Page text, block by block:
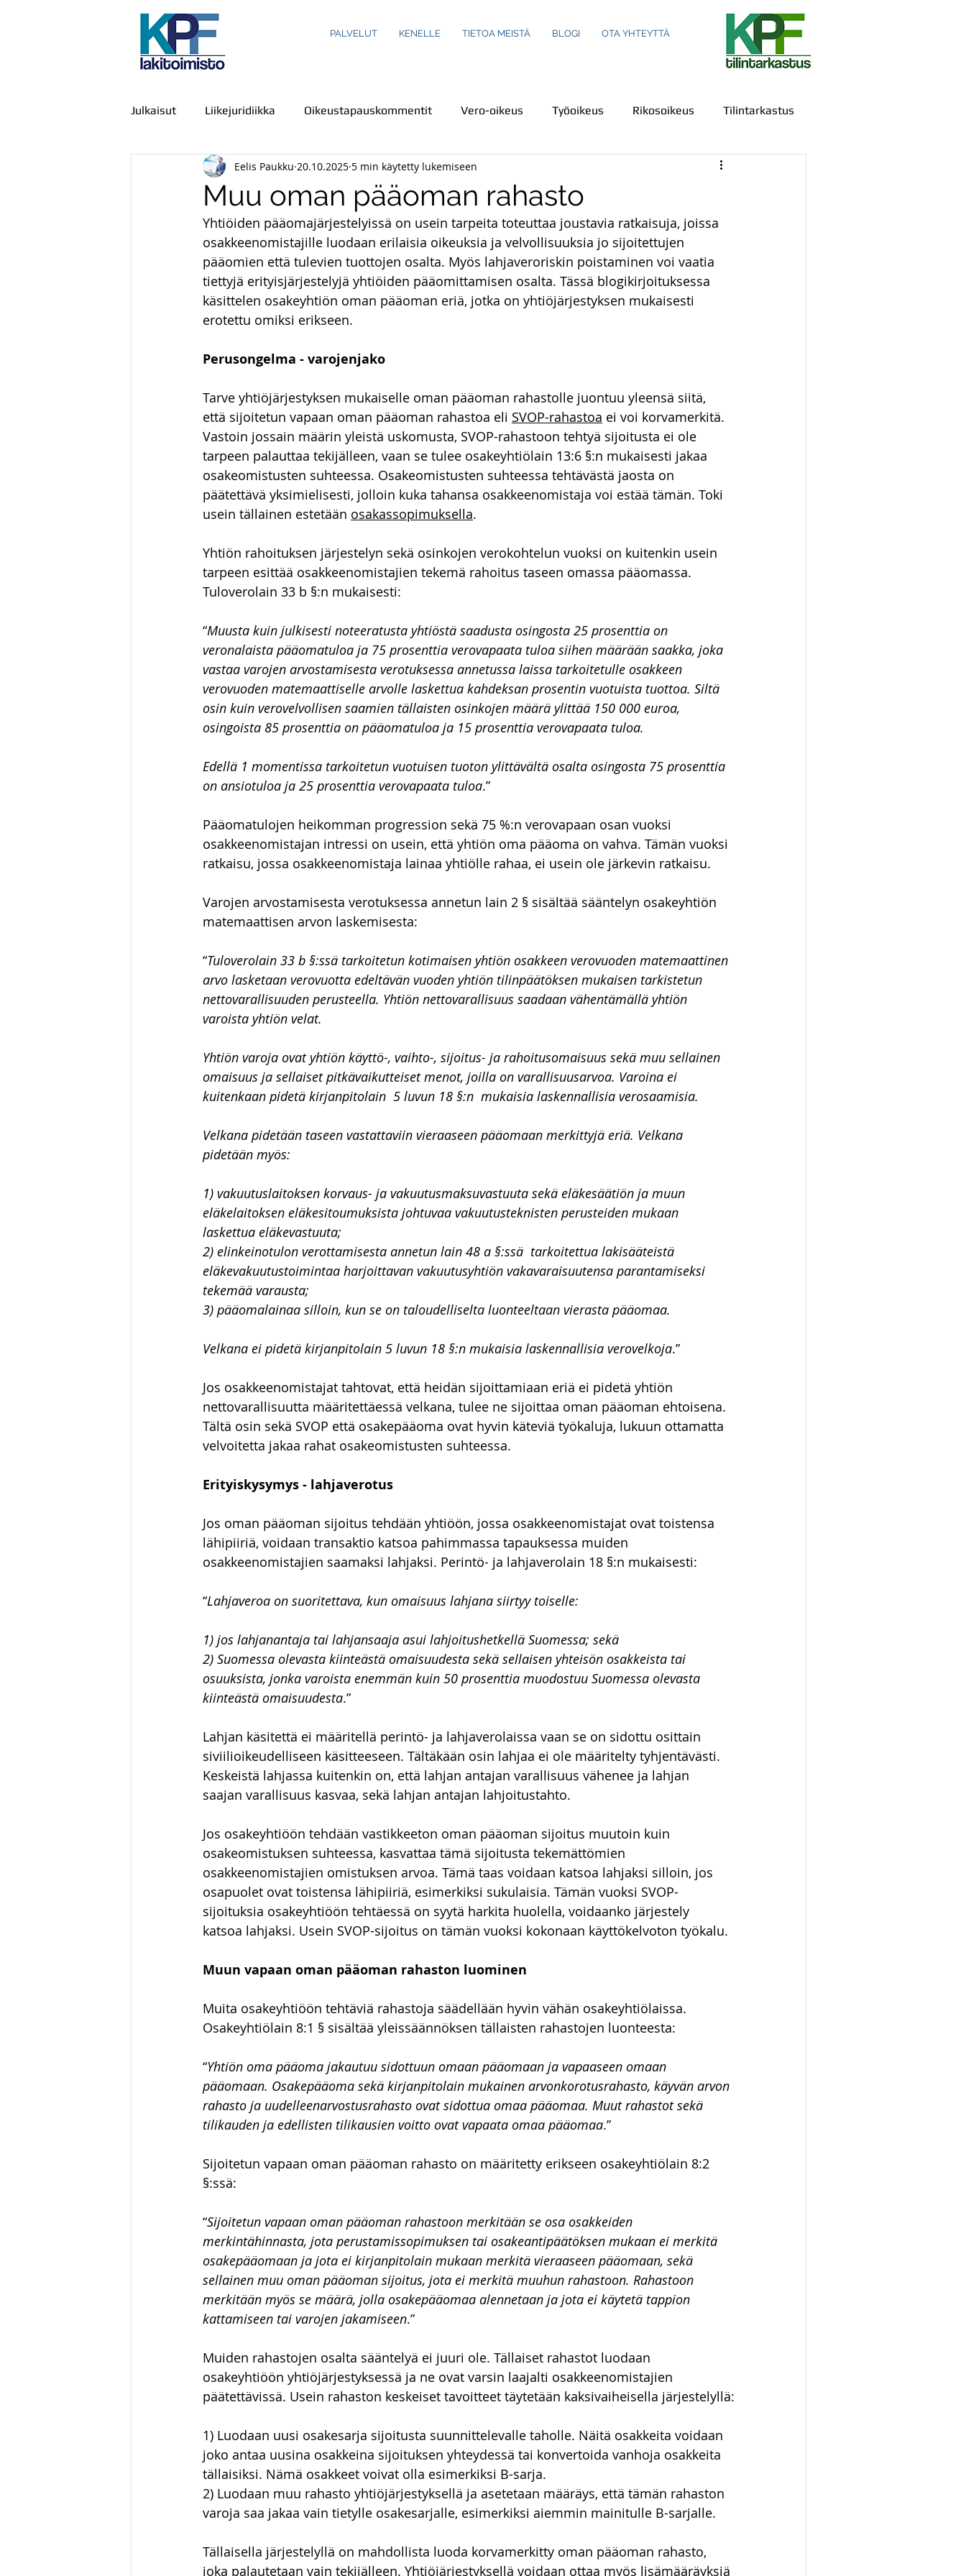
PALVELUT KENELLE TIETOA MEISTÄ BLOGI OTA YHTEYTTÄ
Julkaisut Liikejuridiikka Oikeustapauskommentit Vero-oikeus Työoikeus Rikosoikeus Tilintarkastus
Julkiset hankinnat IT-oikeus Turva-ala Ympäristöoikeus
Kamppailu, väkivalta ja voimakeinot Perheoikeus Teemakirjoituksia Ravintola-ala Sananvapaus
Viestintä Urheiluoikeus Rikoslaki Kuluttajaoikeus Uutiset Uutiskatsaus IPR
huumausainerikos
Muu oman pääoman rahasto
Eelis Paukku 20.10.2025 5 min käytetty lukemiseen
Yhtiöiden pääomajärjestelyissä on usein tarpeita toteuttaa joustavia ratkaisuja, joissa
osakkeenomistajille luodaan erilaisia oikeuksia ja velvollisuuksia jo sijoitettujen
pääomien että tulevien tuottojen osalta. Myös lahjaveroriskin poistaminen voi vaatia
tiettyjä erityisjärjestelyjä yhtiöiden pääomittamisen osalta. Tässä blogikirjoituksessa
käsittelen osakeyhtiön oman pääoman eriä, jotka on yhtiöjärjestyksen mukaisesti
erotettu omiksi erikseen.
Perusongelma - varojenjako
Tarve yhtiöjärjestyksen mukaiselle oman pääoman rahastolle juontuu yleensä siitä,
että sijoitetun vapaan oman pääoman rahastoa eli SVOP-rahastoa ei voi korvamerkitä.
Vastoin jossain määrin yleistä uskomusta, SVOP-rahastoon tehtyä sijoitusta ei ole
tarpeen palauttaa tekijälleen, vaan se tulee osakeyhtiölain 13:6 §:n mukaisesti jakaa
osakeomistusten suhteessa. Osakeomistusten suhteessa tehtävästä jaosta on
päätettävä yksimielisesti, jolloin kuka tahansa osakkeenomistaja voi estää tämän. Toki
usein tällainen estetään osakassopimuksella.
Yhtiön rahoituksen järjestelyn sekä osinkojen verokohtelun vuoksi on kuitenkin usein
tarpeen esittää osakkeenomistajien tekemä rahoitus taseen omassa pääomassa.
Tuloverolain 33 b §:n mukaisesti:
“Muusta kuin julkisesti noteeratusta yhtiöstä saadusta osingosta 25 prosenttia on
veronalaista pääomatuloa ja 75 prosenttia verovapaata tuloa siihen määrään saakka, joka
vastaa varojen arvostamisesta verotuksessa annetussa laissa tarkoitetulle osakkeen
verovuoden matemaattiselle arvolle laskettua kahdeksan prosentin vuotuista tuottoa. Siltä
osin kuin verovelvollisen saamien tällaisten osinkojen määrä ylittää 150 000 euroa,
osingoista 85 prosenttia on pääomatuloa ja 15 prosenttia verovapaata tuloa.
Edellä 1 momentissa tarkoitetun vuotuisen tuoton ylittävältä osalta osingosta 75 prosenttia
on ansiotuloa ja 25 prosenttia verovapaata tuloa.”
Pääomatulojen heikomman progression sekä 75 %:n verovapaan osan vuoksi
osakkeenomistajan intressi on usein, että yhtiön oma pääoma on vahva. Tämän vuoksi
ratkaisu, jossa osakkeenomistaja lainaa yhtiölle rahaa, ei usein ole järkevin ratkaisu.
Varojen arvostamisesta verotuksessa annetun lain 2 § sisältää sääntelyn osakeyhtiön
matemaattisen arvon laskemisesta:
“Tuloverolain 33 b §:ssä tarkoitetun kotimaisen yhtiön osakkeen verovuoden matemaattinen
arvo lasketaan verovuotta edeltävän vuoden yhtiön tilinpäätöksen mukaisen tarkistetun
nettovarallisuuden perusteella. Yhtiön nettovarallisuus saadaan vähentämällä yhtiön
varoista yhtiön velat.
Yhtiön varoja ovat yhtiön käyttö-, vaihto-, sijoitus- ja rahoitusomaisuus sekä muu sellainen
omaisuus ja sellaiset pitkävaikutteiset menot, joilla on varallisuusarvoa. Varoina ei
kuitenkaan pidetä kirjanpitolain  5 luvun 18 §:n  mukaisia laskennallisia verosaamisia.
Velkana pidetään taseen vastattaviin vieraaseen pääomaan merkittyjä eriä. Velkana
pidetään myös:
1) vakuutuslaitoksen korvaus- ja vakuutusmaksuvastuuta sekä eläkesäätiön ja muun
eläkelaitoksen eläkesitoumuksista johtuvaa vakuutusteknisten perusteiden mukaan
laskettua eläkevastuuta;
2) elinkeinotulon verottamisesta annetun lain 48 a §:ssä  tarkoitettua lakisääteistä
eläkevakuutustoimintaa harjoittavan vakuutusyhtiön vakavaraisuutensa parantamiseksi
tekemää varausta;
3) pääomalainaa silloin, kun se on taloudelliselta luonteeltaan vierasta pääomaa.
Velkana ei pidetä kirjanpitolain 5 luvun 18 §:n mukaisia laskennallisia verovelkoja.”
Jos osakkeenomistajat tahtovat, että heidän sijoittamiaan eriä ei pidetä yhtiön
nettovarallisuutta määritettäessä velkana, tulee ne sijoittaa oman pääoman ehtoisena.
Tältä osin sekä SVOP että osakepääoma ovat hyvin käteviä työkaluja, lukuun ottamatta
velvoitetta jakaa rahat osakeomistusten suhteessa.
Erityiskysymys - lahjaverotus
Jos oman pääoman sijoitus tehdään yhtiöön, jossa osakkeenomistajat ovat toistensa
lähipiiriä, voidaan transaktio katsoa pahimmassa tapauksessa muiden
osakkeenomistajien saamaksi lahjaksi. Perintö- ja lahjaverolain 18 §:n mukaisesti:
“Lahjaveroa on suoritettava, kun omaisuus lahjana siirtyy toiselle:
1) jos lahjanantaja tai lahjansaaja asui lahjoitushetkellä Suomessa; sekä
2) Suomessa olevasta kiinteästä omaisuudesta sekä sellaisen yhteisön osakkeista tai
osuuksista, jonka varoista enemmän kuin 50 prosenttia muodostuu Suomessa olevasta
kiinteästä omaisuudesta.”
Lahjan käsitettä ei määritellä perintö- ja lahjaverolaissa vaan se on sidottu osittain
siviilioikeudelliseen käsitteeseen. Tältäkään osin lahjaa ei ole määritelty tyhjentävästi.
Keskeistä lahjassa kuitenkin on, että lahjan antajan varallisuus vähenee ja lahjan
saajan varallisuus kasvaa, sekä lahjan antajan lahjoitustahto.
Jos osakeyhtiöön tehdään vastikkeeton oman pääoman sijoitus muutoin kuin
osakeomistuksen suhteessa, kasvattaa tämä sijoitusta tekemättömien
osakkeenomistajien omistuksen arvoa. Tämä taas voidaan katsoa lahjaksi silloin, jos
osapuolet ovat toistensa lähipiiriä, esimerkiksi sukulaisia. Tämän vuoksi SVOP-
sijoituksia osakeyhtiöön tehtäessä on syytä harkita huolella, voidaanko järjestely
katsoa lahjaksi. Usein SVOP-sijoitus on tämän vuoksi kokonaan käyttökelvoton työkalu.
Muun vapaan oman pääoman rahaston luominen
Muita osakeyhtiöön tehtäviä rahastoja säädellään hyvin vähän osakeyhtiölaissa.
Osakeyhtiölain 8:1 § sisältää yleissäännöksen tällaisten rahastojen luonteesta:
“Yhtiön oma pääoma jakautuu sidottuun omaan pääomaan ja vapaaseen omaan
pääomaan. Osakepääoma sekä kirjanpitolain mukainen arvonkorotusrahasto, käyvän arvon
rahasto ja uudelleenarvostusrahasto ovat sidottua omaa pääomaa. Muut rahastot sekä
tilikauden ja edellisten tilikausien voitto ovat vapaata omaa pääomaa.”
Sijoitetun vapaan oman pääoman rahasto on määritetty erikseen osakeyhtiölain 8:2
§:ssä:
“Sijoitetun vapaan oman pääoman rahastoon merkitään se osa osakkeiden
merkintähinnasta, jota perustamissopimuksen tai osakeantipäätöksen mukaan ei merkitä
osakepääomaan ja jota ei kirjanpitolain mukaan merkitä vieraaseen pääomaan, sekä
sellainen muu oman pääoman sijoitus, jota ei merkitä muuhun rahastoon. Rahastoon
merkitään myös se määrä, jolla osakepääomaa alennetaan ja jota ei käytetä tappion
kattamiseen tai varojen jakamiseen.”
Muiden rahastojen osalta sääntelyä ei juuri ole. Tällaiset rahastot luodaan
osakeyhtiöön yhtiöjärjestyksessä ja ne ovat varsin laajalti osakkeenomistajien
päätettävissä. Usein rahaston keskeiset tavoitteet täytetään kaksivaiheisella järjestelyllä:
1) Luodaan uusi osakesarja sijoitusta suunnittelevalle taholle. Näitä osakkeita voidaan
joko antaa uusina osakkeina sijoituksen yhteydessä tai konvertoida vanhoja osakkeita
tällaisiksi. Nämä osakkeet voivat olla esimerkiksi B-sarja.
2) Luodaan muu rahasto yhtiöjärjestyksellä ja asetetaan määräys, että tämän rahaston
varoja saa jakaa vain tietylle osakesarjalle, esimerkiksi aiemmin mainitulle B-sarjalle.
Tällaisella järjestelyllä on mahdollista luoda korvamerkitty oman pääoman rahasto,
joka palautetaan vain tekijälleen. Yhtiöjärjestyksellä voidaan ottaa myös lisämääräyksiä